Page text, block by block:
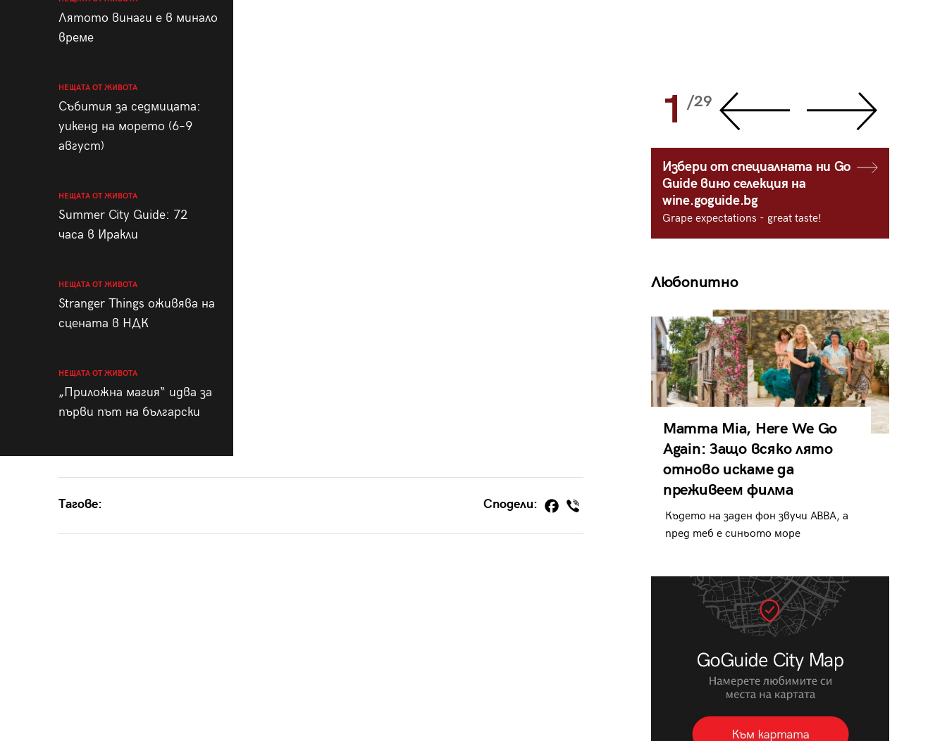
Лятото винаги е в минало
време
НЕЩАТА ОТ ЖИВОТА
Събития за седмицата:
уикенд на морето (6–9
август)
НЕЩАТА ОТ ЖИВОТА
Summer City Guide: 72
часа в Иракли
НЕЩАТА ОТ ЖИВОТА
Stranger Things оживява на
сцената в НДК
НЕЩАТА ОТ ЖИВОТА
„Приложна магия“ идва за
първи път на български
Тагове: Сподели:
28 1 /29
Избери от специалната ни Go
Guide вино селекция на
wine.goguide.bg
Grape expectations - great taste!
Любопитно
Mamma Mia, Here We Go
Again: Защо всяко лято
отново искаме да
преживеем филма
Където на заден фон звучи ABBA, а
пред теб е синьото море